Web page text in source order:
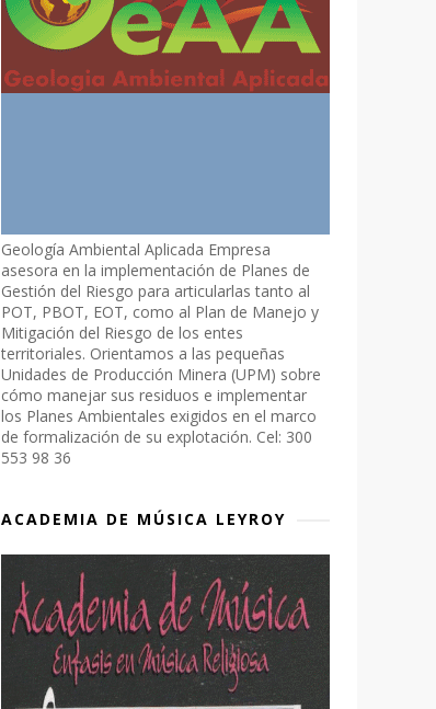
Geología Ambiental Aplicada Empresa
asesora en la implementación de Planes de
Gestión del Riesgo para articularlas tanto al
POT, PBOT, EOT, como al Plan de Manejo y
Mitigación del Riesgo de los entes
territoriales. Orientamos a las pequeñas
Unidades de Producción Minera (UPM) sobre
cómo manejar sus residuos e implementar
los Planes Ambientales exigidos en el marco
de formalización de su explotación. Cel: 300
553 98 36
ACADEMIA DE MÚSICA LEYROY